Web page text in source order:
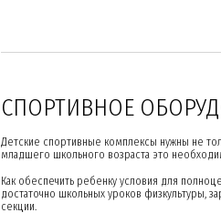
СПОРТИВНОЕ
Детские спортивные комплексы нужны не
младшего школьного возраста это
Как обеспечить ребенку условия для
достаточно школьных уроков физкультуры,
секции.